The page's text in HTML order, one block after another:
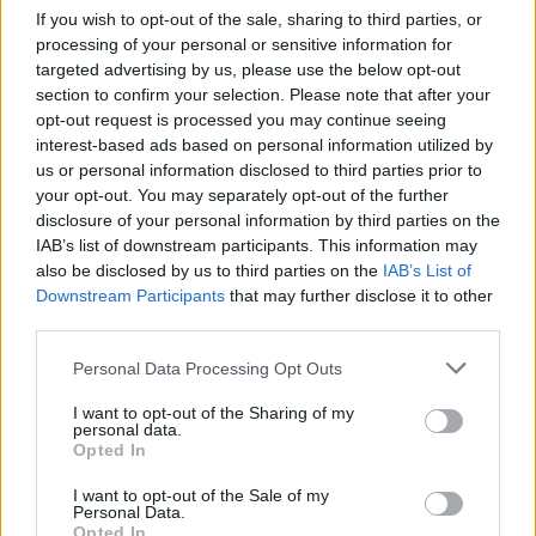
If you wish to opt-out of the sale, sharing to third parties, or
processing of your personal or sensitive information for
targeted advertising by us, please use the below opt-out
section to confirm your selection. Please note that after your
opt-out request is processed you may continue seeing
interest-based ads based on personal information utilized by
us or personal information disclosed to third parties prior to
your opt-out. You may separately opt-out of the further
disclosure of your personal information by third parties on the
IAB’s list of downstream participants. This information may
also be disclosed by us to third parties on the IAB’s List of
Downstream Participants that may further disclose it to other
Please note that this website/app uses one or more Google
not limited to your visit or usage behaviour. You may click to
grant or deny consent to Google and its third-party tags to
use your data for below specified purposes in below Google
consent section.
Personal Data Processing Opt Outs
I want to opt-out of the Sharing of my
personal data.
Opted In
I want to opt-out of the Sale of my
Personal Data.
Mnoho lidí volí bezlepkovou dietu a nalezení
dobrých možností může být těžké. Hnědá rýže je
výživná a splňuje dietní potřeby.
Na rozdíl od mnoha bezlepkových produktů je
hnědá rýže plná vitamínů, minerálů a vlákniny. Je to
zdravá volba pro ty, kteří se lepku vyhýbají. Pomáhá
vám udržovat se v kondici a zároveň dodržovat
bezlepkovou dietu.
Pro osoby s celiakií nebo citlivostí na lepek je hnědá
rýže snadno přidávaná do jídel. Hodí se do
smažených pokrmů a salátů. Tato obilovina
vylepšuje váš jídelníček a podporuje bezlepkový
život.